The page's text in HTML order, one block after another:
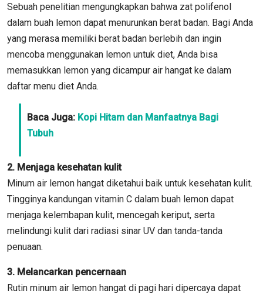
Sebuah penelitian mengungkapkan bahwa zat polifenol
dalam buah lemon dapat menurunkan berat badan. Bagi Anda
yang merasa memiliki berat badan berlebih dan ingin
mencoba menggunakan lemon untuk diet, Anda bisa
memasukkan lemon yang dicampur air hangat ke dalam
daftar menu diet Anda.
Baca Juga: Kopi Hitam dan Manfaatnya Bagi
Tubuh
2. Menjaga kesehatan kulit
Minum air lemon hangat diketahui baik untuk kesehatan kulit.
Tingginya kandungan vitamin C dalam buah lemon dapat
menjaga kelembapan kulit, mencegah keriput, serta
melindungi kulit dari radiasi sinar UV dan tanda-tanda
penuaan.
3. Melancarkan pencernaan
Rutin minum air lemon hangat di pagi hari dipercaya dapat